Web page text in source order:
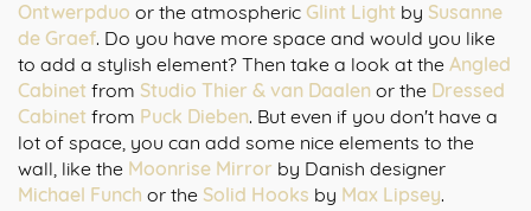
Ontwerpduo or the atmospheric Glint Light by Susanne
de Graef. Do you have more space and would you like
to add a stylish element? Then take a look at the Angled
Cabinet from Studio Thier & van Daalen or the Dressed
Cabinet from Puck Dieben. But even if you don't have a
lot of space, you can add some nice elements to the
wall, like the Moonrise Mirror by Danish designer
Michael Funch or the Solid Hooks by Max Lipsey.